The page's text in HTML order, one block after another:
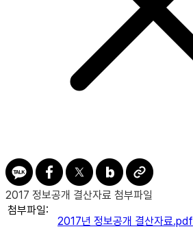
2017 정보공개 결산자료 첨부파일
첨부파일:
2017년 정보공개 결산자료.pdf